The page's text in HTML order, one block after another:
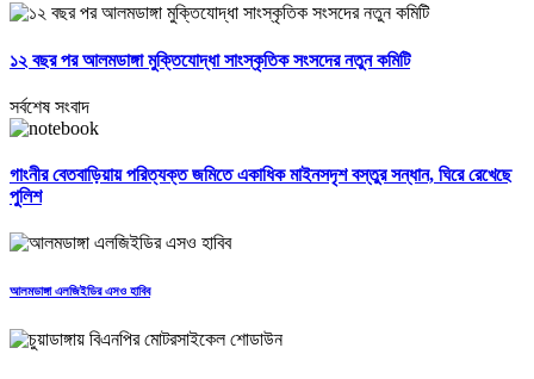
১২ বছর পর আলমডাঙ্গা মুক্তিযোদ্ধা সাংস্কৃতিক সংসদের নতুন কমিটি
সর্বশেষ সংবাদ
গাংনীর বেতবাড়িয়ায় পরিত্যক্ত জমিতে একাধিক মাইনসদৃশ বস্তুর সন্ধান, ঘিরে রেখেছে
পুলিশ
আলমডাঙ্গা এলজিইডির এসও হাবিব